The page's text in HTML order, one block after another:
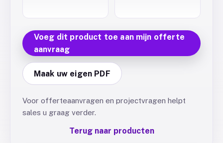
Voeg dit product toe aan mijn offerte
aanvraag
Maak uw eigen PDF
Voor offerteaanvragen en projectvragen helpt
sales u graag verder.
Terug naar producten